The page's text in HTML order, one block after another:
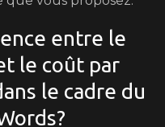
entre le
le coût par
le cadre du